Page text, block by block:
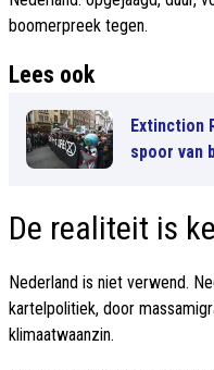
boomerpreek tegen.
Lees ook
Extinction
spoor van
De realiteit is
Nederland is niet verwend.
kartelpolitiek, door
klimaatwaanzin.